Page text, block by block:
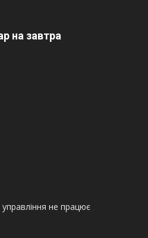
на завтра
управління не працює